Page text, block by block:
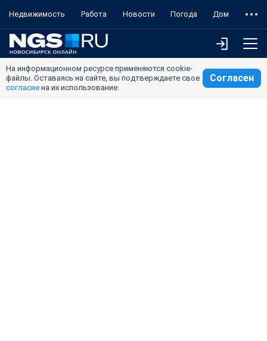
Недвижимость Работа Новости Погода Дом
На информационном ресурсе применяются cookie-
файлы. Оставаясь на сайте, вы подтверждаете свое
согласие на их использование.
Согласен